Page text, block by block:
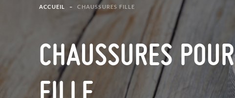
ACCUEIL CHAUSSURES FILLE
CHAUSSURES POUR